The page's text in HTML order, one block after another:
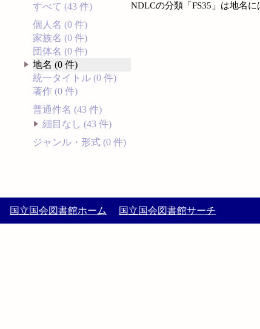
すべて (43 件)
個人名 (0 件)
家族名 (0 件)
団体名 (0 件)
地名 (0 件)
統一タイトル (0 件)
著作 (0 件)
普通件名 (43 件)
細目なし (43 件)
ジャンル・形式 (0 件)
NDLCの分類「FS35」は地名に
国立国会図書館ホーム 国立国会図書館サーチ